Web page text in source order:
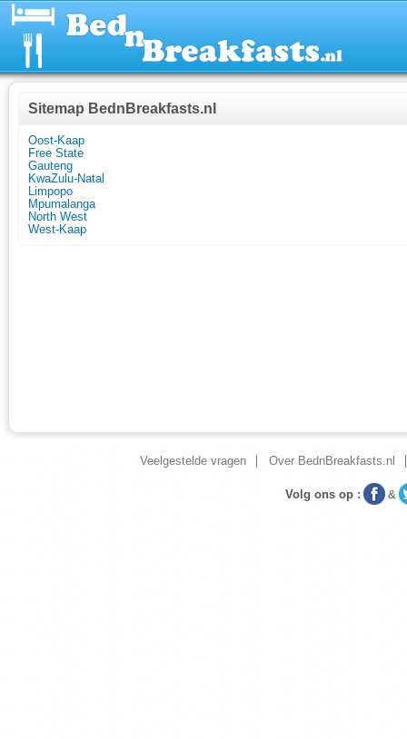
Sitemap BednBreakfasts.nl
Oost-Kaap
Free State
Gauteng
KwaZulu-Natal
Limpopo
Mpumalanga
North West
West-Kaap
Veelgestelde vragen Over BednBreakfasts.nl
Volg ons op : &